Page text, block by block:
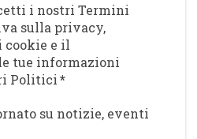
i nostri Termini
sulla privacy,
cookie e il
tue informazioni
Politici*
su notizie, eventi